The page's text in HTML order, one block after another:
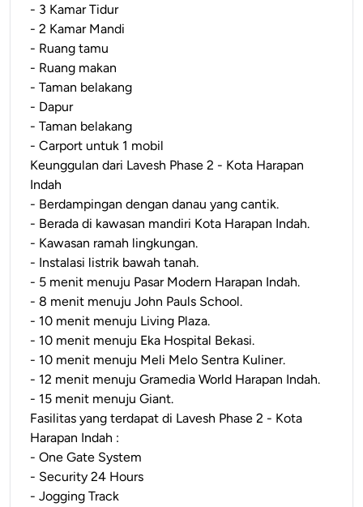
- 3 Kamar Tidur
- 2 Kamar Mandi
- Ruang tamu
- Ruang makan
- Taman belakang
- Dapur
- Taman belakang
- Carport untuk 1 mobil
Keunggulan dari Lavesh Phase 2 - Kota Harapan
Indah
- Berdampingan dengan danau yang cantik.
- Berada di kawasan mandiri Kota Harapan Indah.
- Kawasan ramah lingkungan.
- Instalasi listrik bawah tanah.
- 5 menit menuju Pasar Modern Harapan Indah.
- 8 menit menuju John Pauls School.
- 10 menit menuju Living Plaza.
- 10 menit menuju Eka Hospital Bekasi.
- 10 menit menuju Meli Melo Sentra Kuliner.
- 12 menit menuju Gramedia World Harapan Indah.
- 15 menit menuju Giant.
Fasilitas yang terdapat di Lavesh Phase 2 - Kota
Harapan Indah :
- One Gate System
- Security 24 Hours
- Jogging Track